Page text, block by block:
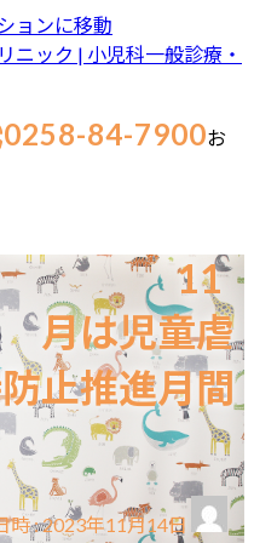
ョンに移動
0258-84-7900お
案内当院の取り組み
せ
11
月は児童虐
止推進月間
時 :2023年11月14日